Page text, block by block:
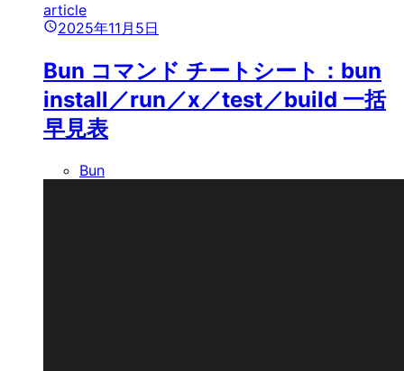
article
2025年11月5日
Bun コマンド チートシート：bun
install／run／x／test／build 一括
早見表
Bun